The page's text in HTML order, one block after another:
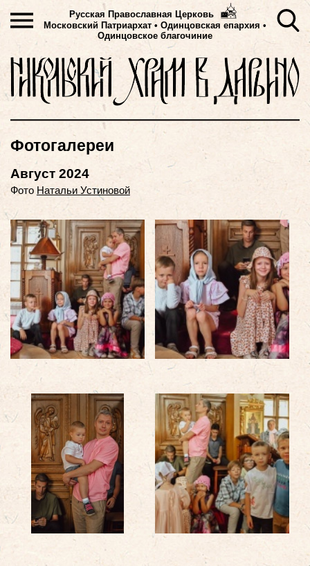
Русская Православная Церковь
Московский Патриархат • Одинцовская епархия •
Одинцовское благочиние
Фотогалереи
Август 2024
Фото Натальи Устиновой